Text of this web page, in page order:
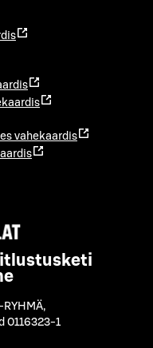
vahekaardis
,
0116323-1